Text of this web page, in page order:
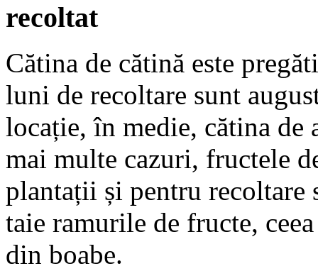
recoltat
Cătina de cătină este
luni de recoltare sunt
locație, în medie, cătina
mai multe cazuri, fructele
plantații și pentru recoltare
taie ramurile de fructe,
din boabe.